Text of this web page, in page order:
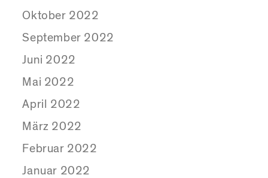
Oktober 2022
September 2022
Juni 2022
Mai 2022
April 2022
März 2022
Februar 2022
Januar 2022